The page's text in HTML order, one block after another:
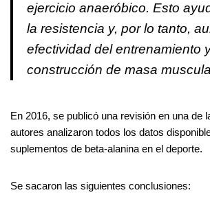
ejercicio anaeróbico. Esto
la resistencia y, por lo tanto,
efectividad del entrenamiento
construcción de masa
En 2016, se publicó una revisión en una de
autores analizaron todos los datos
suplementos de beta-alanina en el deporte.
Se sacaron las siguientes conclusiones: